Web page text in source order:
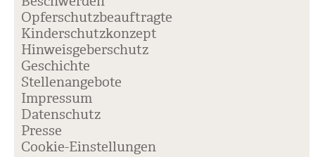
Opferschutzbeauftragte
Kinderschutzkonzept
Hinweisgeberschutz
Geschichte
Stellenangebote
Impressum
Datenschutz
Presse
Coo­kie-Ein­stel­lun­gen